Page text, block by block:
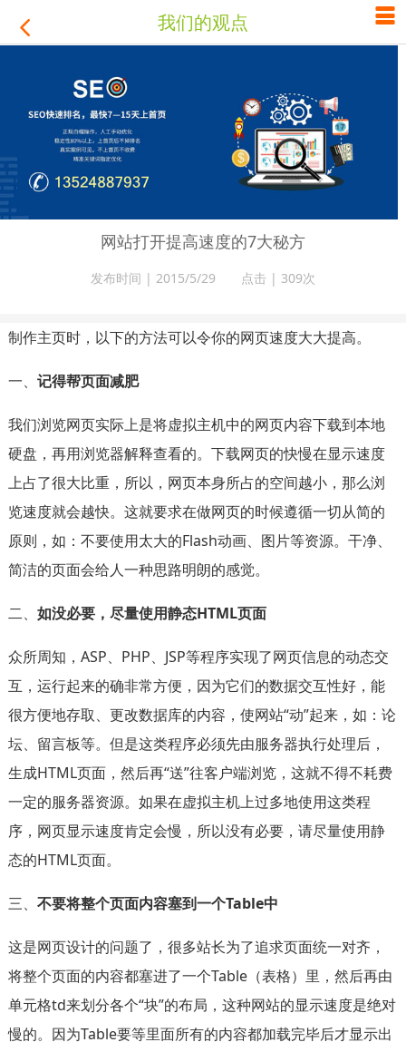
 我们的观点 
网站打开提高速度的7大秘方
发布时间 | 2015/5/29 点击 | 309次
制作主页时，以下的方法可以令你的网页速度大大提高。
一、 记得帮页面减肥
我们浏览网页实际上是将虚拟主机中的网页内容下载到本地
硬盘，再用浏览器解释查看的。下载网页的快慢在显示速度
上占了很大比重，所以，网页本身所占的空间越小，那么浏
览速度就会越快。这就要求在做网页的时候遵循一切从简的
原则，如：不要使用太大的Flash动画、图片等资源。干净、
简洁的页面会给人一种思路明朗的感觉。
二、 如没必要，尽量使用静态HTML页面
众所周知，ASP、PHP、JSP等程序实现了网页信息的动态交
互，运行起来的确非常方便，因为它们的数据交互性好，能
很方便地存取、更改数据库的内容，使网站“动”起来，如：论
坛、留言板等。但是这类程序必须先由服务器执行处理后，
生成HTML页面，然后再“送”往客户端浏览，这就不得不耗费
一定的服务器资源。如果在虚拟主机上过多地使用这类程
序，网页显示速度肯定会慢，所以没有必要，请尽量使用静
态的HTML页面。
三、 不要将整个页面内容塞到一个Table中
这是网页设计的问题了，很多站长为了追求页面统一对齐，
将整个页面的内容都塞进了一个Table（表格）里，然后再由
单元格td来划分各个“块”的布局，这种网站的显示速度是绝对
慢的。因为Table要等里面所有的内容都加载完毕后才显示出